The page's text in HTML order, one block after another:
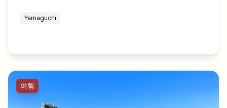
Yamaguchi
여행